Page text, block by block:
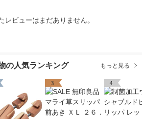
レビューはまだありません。
の人気ランキング もっと見る
3 4